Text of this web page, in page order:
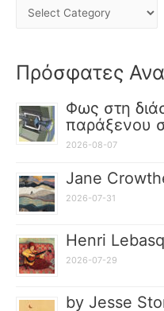
Πρόσφατες
Φως στη
παράξενου
2026-08-07
Jane
2026-07-31
Henri
2026-07-29
by Jesse